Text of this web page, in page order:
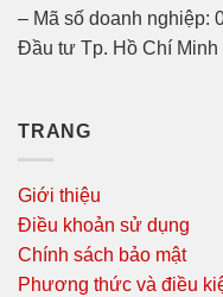
– Mã số doanh nghiệp:
Đầu tư Tp. Hồ Chí Minh
TRANG
Giới thiệu
Điều khoản sử dụng
Chính sách bảo mật
Phương thức và điều